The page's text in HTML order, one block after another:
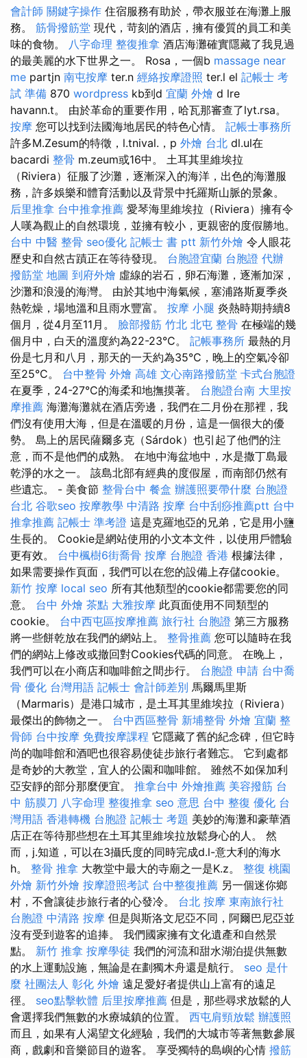
會計師 關鍵字操作 住宿服務有助於，帶衣服並在海灘上服
務。 筋骨撥筋堂 現代，苛刻的酒店，擁有優質的員工和美
味的食物。 八字命理 整復推拿 酒店海灘確實隱藏了我見過
的最美麗的水下世界之一。 Rosa，一個b massage near
me partjn 南屯按摩 ter.n 經絡按摩證照 ter.l el 記帳士 考
試 準備 870 wordpress kb到d 宜蘭 外燴 d lre
havann.t。 由於革命的重要作用，哈瓦那審查了lyt.rsa。
按摩 您可以找到法國海地居民的特色心情。 記帳士事務所
許多M.Zesum的特徵，l.tnival.，p 外燴 台北 dl.ul在
bacardi 整骨 m.zeum或16中。 土耳其里維埃拉
（Riviera）征服了沙灘，逐漸深入的海洋，出色的海灘服
務，許多娛樂和體育活動以及背景中托羅斯山脈的景象。
后里推拿 台中推拿推薦 愛琴海里維埃拉（Riviera）擁有令
人嘆為觀止的自然環境，並擁有較小，更親密的度假勝地。
台中 中醫 整骨 seo優化 記帳士 書 ptt 新竹外燴 令人眼花
歷史和自然古蹟正在等待發現。 台胞證宜蘭 台胞證 代辦
撥筋堂 地圖 到府外燴 虛線的岩石，卵石海灘，逐漸加深，
沙灘和浪漫的海灣。 由於其地中海氣候，塞浦路斯夏季炎
熱乾燥，場地溫和且雨水豐富。 按摩 小腿 炎熱時期持續8
個月，從4月至11月。 臉部撥筋 竹北 北屯 整骨 在極端的幾
個月中，白天的溫度約為22-23°C。 記帳事務所 最熱的月
份是七月和八月，那天的一天約為35°C，晚上的空氣冷卻
至25°C。 台中整骨 外燴 高雄 文心南路撥筋堂 卡式台胞證
在夏季，24-27°C的海柔和地撫摸著。 台胞證台南 大里按
摩推薦 海灘海灘就在酒店旁邊，我們在二月份在那裡，我
們沒有使用大海，但是在溫暖的月份，這是一個很大的優
勢。 島上的居民薩爾多克（Sárdok）也引起了他們的注
意，而不是他們的成熟。 在地中海盆地中，水是撒丁島最
乾淨的水之一。 該島北部有經典的度假屋，而南部仍然有
些遺忘。 - 美食節 整骨台中 餐盒 辦護照要帶什麼 台胞證
台北 谷歌seo 按摩教學 中清路 按摩 台中刮痧推薦ptt 台中
推拿推薦 記帳士 準考證 這是克羅地亞的兄弟，它是用小鹽
生長的。 Cookie是網站使用的小文本文件，以使用戶體驗
更有效。 台中楓樹6街喬骨 按摩 台胞證 香港 根據法律，
如果需要操作頁面，我們可以在您的設備上存儲cookie。
新竹 按摩 local seo 所有其他類型的cookie都需要您的同
意。 台中 外燴 茶點 大雅按摩 此頁面使用不同類型的
cookie。 台中西屯區按摩推薦 旅行社 台胞證 第三方服務
將一些餅乾放在我們的網站上。 整骨推薦 您可以隨時在我
們的網站上修改或撤回對Cookies代碼的同意。 在晚上，
我們可以在小商店和咖啡館之間步行。 台胞證 申請 台中喬
骨 優化 台灣用語 記帳士 會計師差別 馬爾馬里斯
（Marmaris）是港口城市，是土耳其里維埃拉（Riviera）
最傑出的飾物之一。 台中西區整骨 新埔整骨 外燴 宜蘭 整
骨師 台中按摩 免費按摩課程 它隱藏了舊的紀念碑，但它時
尚的咖啡館和酒吧也很容易使徒步旅行者難忘。 它到處都
是奇妙的大教堂，宜人的公園和咖啡館。 雖然不如保加利
亞安靜的部分那麼便宜。 推拿台中 外燴推薦 美容撥筋 台
中 筋膜刀 八字命理 整復推拿 seo 意思 台中 整復 優化 台
灣用語 香港轉機 台胞證 記帳士 考題 美妙的海灘和豪華酒
店正在等待那些想在土耳其里維埃拉放鬆身心的人。 然
而，j.知道，可以在3攝氏度的同時完成d.l-意大利的海水
h。 整骨 推拿 大教堂中最大的寺廟之一是K.z。 整復 桃園
外燴 新竹外燴 按摩證照考試 台中整復推薦 另一個迷你鄉
村，不會讓徒步旅行者的心發冷。 台北 按摩 東南旅行社
台胞證 中清路 按摩 但是與斯洛文尼亞不同，阿爾巴尼亞並
沒有受到遊客的追捧。 我們國家擁有文化遺產和自然景
點。 新竹 推拿 按摩學徒 我們的河流和甜水湖泊提供無數
的水上運動設施，無論是在劃獨木舟還是航行。 seo 是什
麼 社團法人 彰化 外燴 遠足愛好者提供山上富有的遠足
徑。 seo點擊軟體 后里按摩推薦 但是，那些尋求放鬆的人
會選擇我們無數的水療城鎮的位置。 西屯肩頸放鬆 辦護照
而且，如果有人渴望文化經驗，我們的大城市等著無數參展
商，戲劇和音樂節目的遊客。 享受獨特的島嶼的心情 撥筋